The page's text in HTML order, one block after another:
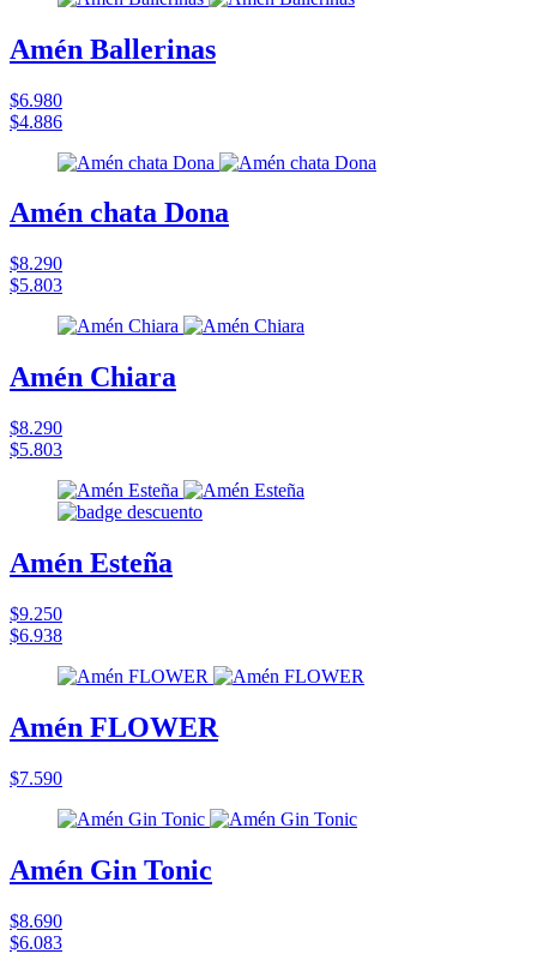
Amén Ballerinas
$6.980
$4.886
Amén chata Dona
$8.290
$5.803
Amén Chiara
$8.290
$5.803
Amén Esteña
$9.250
$6.938
Amén FLOWER
$7.590
Amén Gin Tonic
$8.690
$6.083